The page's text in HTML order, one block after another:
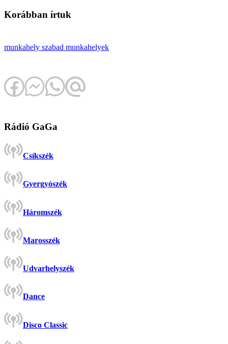
Korábban írtuk
munkahely szabad munkahelyek
Rádió GaGa
Csíkszék
Gyergyószék
Háromszék
Marosszék
Udvarhelyszék
Dance
Disco Classic